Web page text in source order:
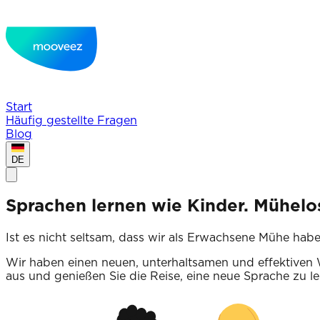
Start
Häufig gestellte Fragen
Blog
DE
Sprachen lernen wie Kinder.
Ist es nicht seltsam, dass wir als Erwachsene Mühe
Wir haben einen neuen, unterhaltsamen und
aus und genießen Sie die Reise, eine neue Sprache zu